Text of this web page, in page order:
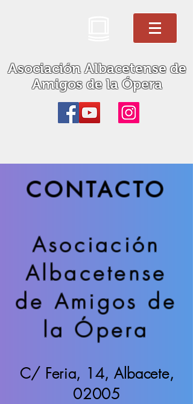
Asociación Albacetense de
Amigos de la Ópera
CONTACTO
Asociación
Albacetense
de Amigos de
la Ópera
C/ Feria, 14, Albacete,
02005